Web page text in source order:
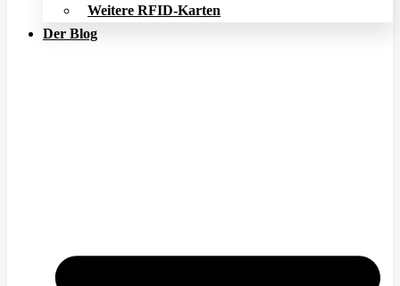
Weitere RFID-Karten
Der Blog